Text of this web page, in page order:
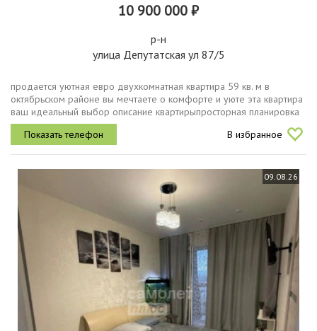
10 900 000 ₽
р-н
улица Депутатская ул 87/5
продается уютная евро двухкомнатная квартира 59 кв. м в
октябрьском районе вы мечтаете о комфорте и уюте эта квартира
ваш идеальный выбор описание квартирыпросторная планировка
позволит вам легко организовать пространство под свои нужды....
В избранное
09.08.26